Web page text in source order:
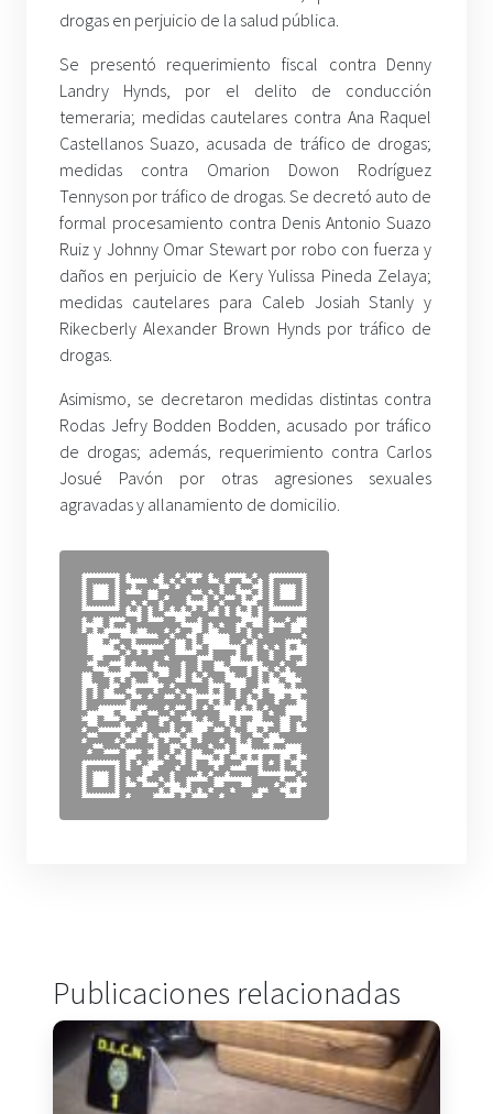
drogas en perjuicio de la salud pública.
Se presentó requerimiento fiscal contra Denny
Landry Hynds, por el delito de conducción
temeraria; medidas cautelares contra Ana Raquel
Castellanos Suazo, acusada de tráfico de drogas;
medidas contra Omarion Dowon Rodríguez
Tennyson por tráfico de drogas. Se decretó auto de
formal procesamiento contra Denis Antonio Suazo
Ruiz y Johnny Omar Stewart por robo con fuerza y
daños en perjuicio de Kery Yulissa Pineda Zelaya;
medidas cautelares para Caleb Josiah Stanly y
Rikecberly Alexander Brown Hynds por tráfico de
drogas.
Asimismo, se decretaron medidas distintas contra
Rodas Jefry Bodden Bodden, acusado por tráfico
de drogas; además, requerimiento contra Carlos
Josué Pavón por otras agresiones sexuales
agravadas y allanamiento de domicilio.
Publicaciones relacionadas